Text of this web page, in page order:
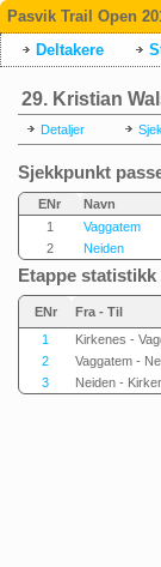
Pasvik Trail Open
Deltakere
29. Kristian
Detaljer
Sjekkpunkt
ENr Navn
1
Vaggatem
2
Neiden
Etappe statistikk
ENr Fra - Til
1
Kirkenes -
2
Vaggatem -
3
Neiden -